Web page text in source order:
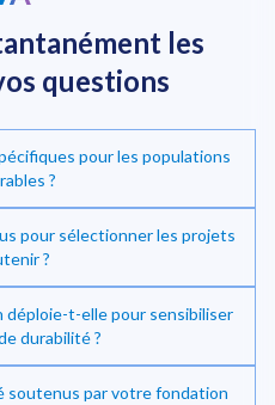
les
questions
pour les populations
?
pour sélectionner les projets
?
t-elle pour sensibiliser
durabilité ?
soutenus par votre fondation